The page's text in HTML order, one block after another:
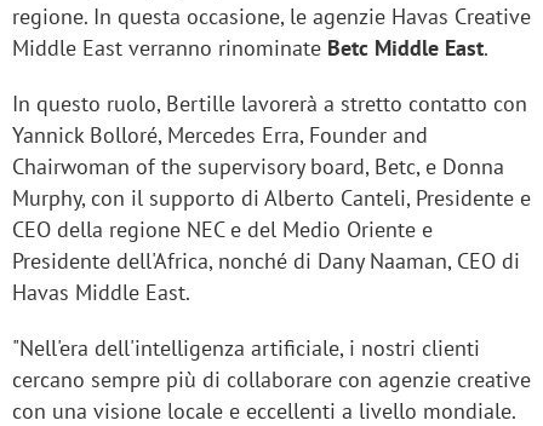
regione. In questa occasione, le agenzie Havas Creative
Middle East verranno rinominate Betc Middle East.
In questo ruolo, Bertille lavorerà a stretto contatto con
Yannick Bolloré, Mercedes Erra, Founder and
Chairwoman of the supervisory board, Betc, e Donna
Murphy, con il supporto di Alberto Canteli, Presidente e
CEO della regione NEC e del Medio Oriente e
Presidente dell'Africa, nonché di Dany Naaman, CEO di
Havas Middle East.
"Nell'era dell'intelligenza artificiale, i nostri clienti
cercano sempre più di collaborare con agenzie creative
con una visione locale e eccellenti a livello mondiale.